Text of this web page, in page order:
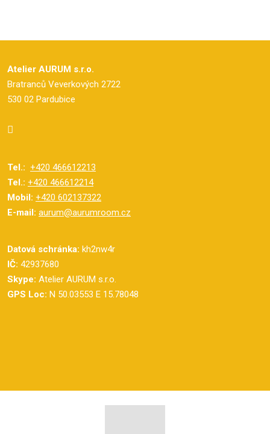
Atelier AURUM s.r.o.
Bratranců Veverkových 2722
530 02 Pardubice
Tel.: +420 466612213
Tel.: +420 466612214
Mobil: +420 602137322
E-mail: aurum@aurumroom.cz
Datová schránka: kh2nw4r
IČ: 42937680
Skype: Atelier AURUM s.r.o.
GPS Loc: N 50.03553 E 15.78048